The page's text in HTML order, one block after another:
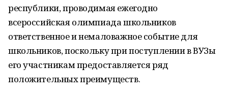
республики, проводимая ежегодно
всероссийская олимпиада школьников
ответственное и немаловажное событие для
школьников, поскольку при поступлении в ВУЗы
его участникам предоставляется ряд
положительных преимуществ.